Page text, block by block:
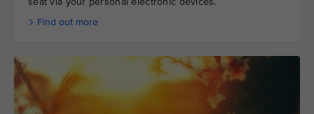
Find out more